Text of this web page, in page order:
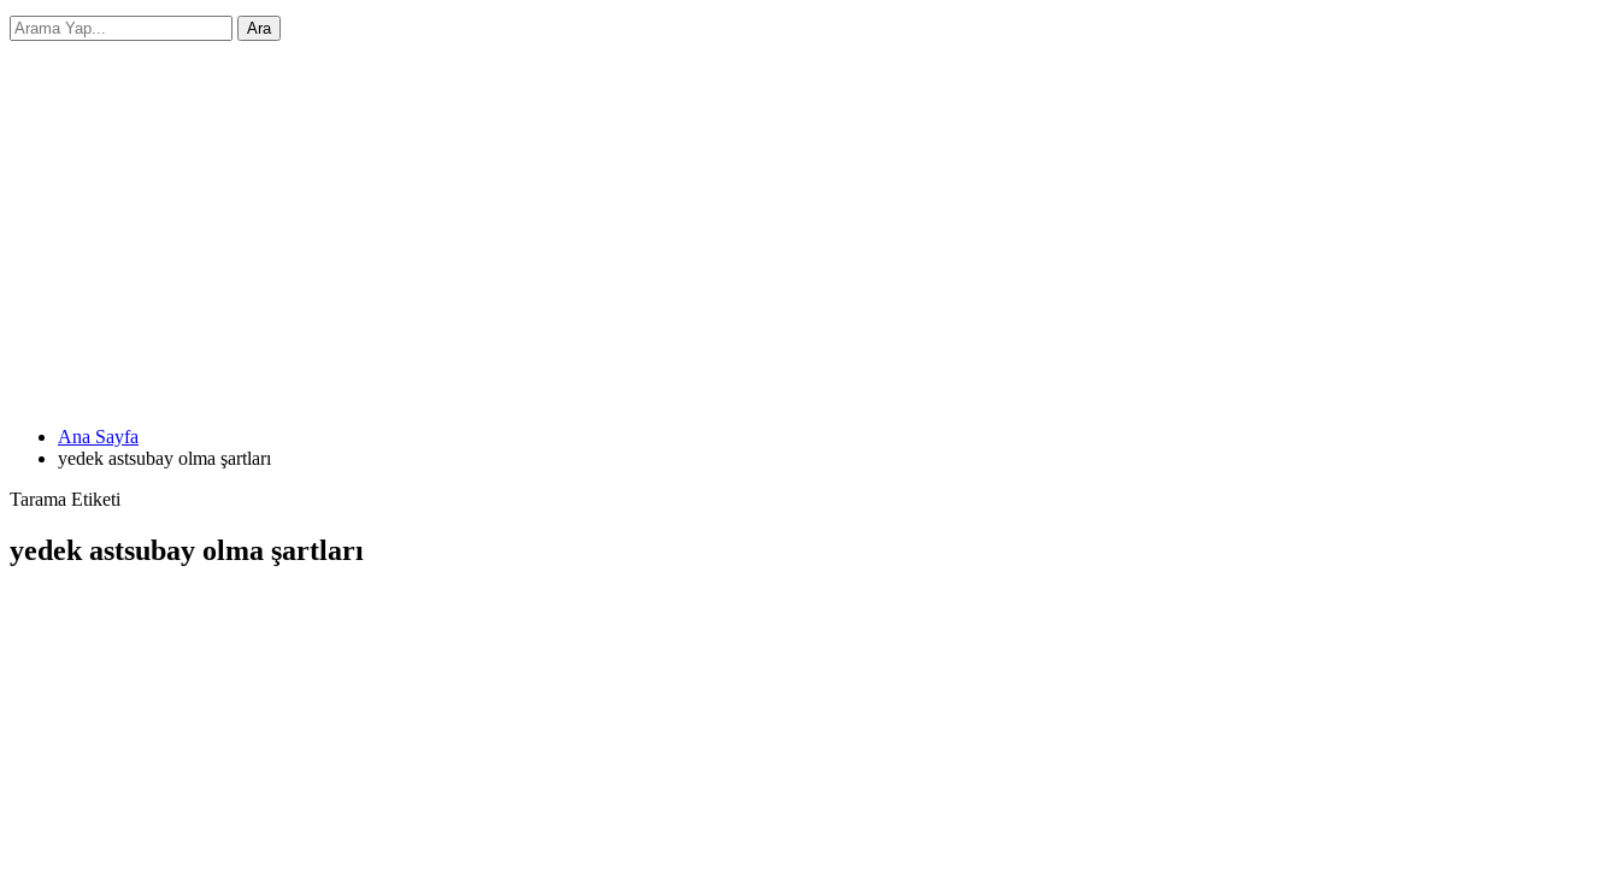
Ana Sayfa
yedek astsubay olma şartları
Tarama Etiketi
yedek astsubay olma şartları